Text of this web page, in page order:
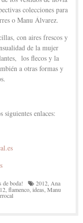
colecciones para
o Manu Álvarez.
con aires frescos y
de la mujer
los flecos y la
a otras formas y
siguientes enlaces:
de boda! 2012,Ana
,flamenco,ideas,Manu